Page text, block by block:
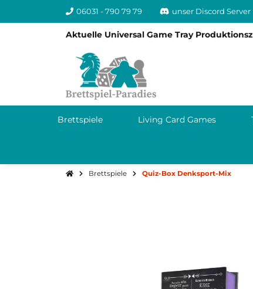
06031 - 790 79 79 unser Discord Server
Aktuelle Universal Game Tray
Brettspiele Living Card Games
Brettspiele Quiz-Box Denksport-Mix